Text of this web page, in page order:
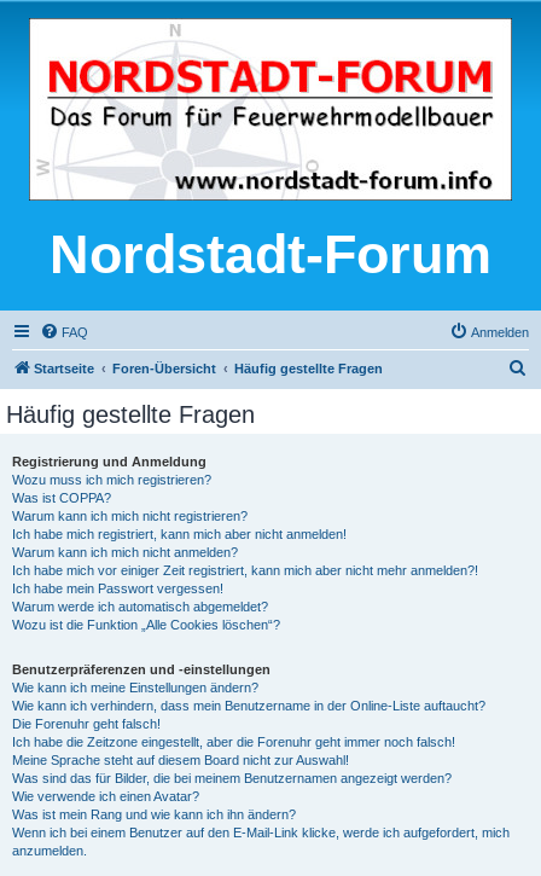
Nordstadt-Forum
FAQ Anmelden
Startseite Foren-Übersicht Häufig gestellte Fragen
Häufig gestellte Fragen
Registrierung und Anmeldung
Wozu muss ich mich registrieren?
Was ist COPPA?
Warum kann ich mich nicht registrieren?
Ich habe mich registriert, kann mich aber nicht anmelden!
Warum kann ich mich nicht anmelden?
Ich habe mich vor einiger Zeit registriert, kann mich aber nicht mehr anmelden?!
Ich habe mein Passwort vergessen!
Warum werde ich automatisch abgemeldet?
Wozu ist die Funktion „Alle Cookies löschen“?
Benutzerpräferenzen und -einstellungen
Wie kann ich meine Einstellungen ändern?
Wie kann ich verhindern, dass mein Benutzername in der Online-Liste auftaucht?
Die Forenuhr geht falsch!
Ich habe die Zeitzone eingestellt, aber die Forenuhr geht immer noch falsch!
Meine Sprache steht auf diesem Board nicht zur Auswahl!
Was sind das für Bilder, die bei meinem Benutzernamen angezeigt werden?
Wie verwende ich einen Avatar?
Was ist mein Rang und wie kann ich ihn ändern?
Wenn ich bei einem Benutzer auf den E-Mail-Link klicke, werde ich aufgefordert, mich
anzumelden.